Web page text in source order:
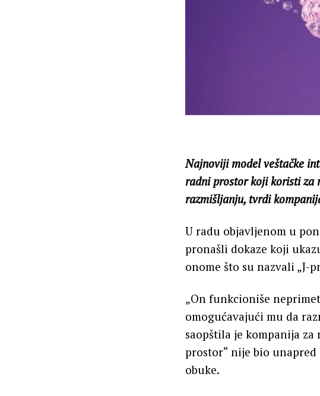
Najnoviji model veštačke
radni prostor koji koristi za
razmišljanju, tvrdi
U radu objavljenom u
pronašli dokaze koji
onome što su nazvali „J-
„On funkcioniše
omogućavajući mu da
saopštila je kompanija za
prostor“ nije bio
obuke.